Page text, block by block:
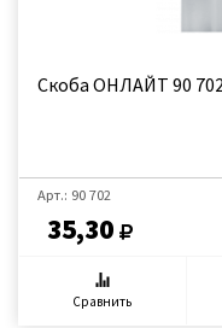
Скоба ОНЛАЙТ 90
Арт.: 90 702
35,30
Сравнить